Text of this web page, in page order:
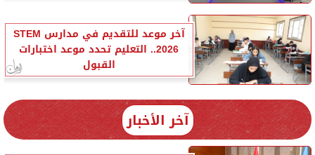
آخر موعد للتقديم في مدارس STEM
2026.. التعليم تحدد موعد اختبارات
القبول
آخر الأخبار